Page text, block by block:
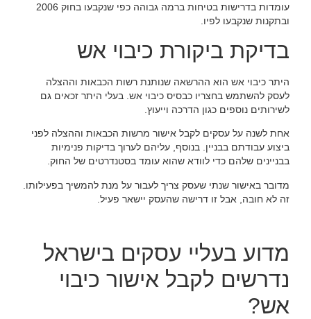
עומדות בדרישות בטיחות ברמה גבוהה כפי שנקבעו בחוק 2006
ובתקנות שנקבעו לפיו.
בדיקת ביקורת כיבוי אש
היתר כיבוי אש הוא ההרשאה שנותנת רשות הכבאות וההצלה
לעסק להשתמש בחצריו כבסיס כיבוי אש. בעלי היתר זכאים גם
לשירותים נוספים כגון הדרכה וייעוץ.
אחת לשנה על עסקים לקבל אישור מרשות הכבאות וההצלה לפני
ביצוע עבודתם בבניין. בנוסף, עליהם לערוך בדיקות פנימיות
בבניינים שלהם כדי לוודא שהוא עומד בסטנדרטים של החוק.
מדובר באישור שנתי שעסק צריך לעבור על מנת להמשיך בפעילותו.
זה לא חובה, אבל זו דרישה שהעסק יישאר פעיל.
מדוע בעליי עסקים בישראל
נדרשים לקבל אישור כיבוי
אש?